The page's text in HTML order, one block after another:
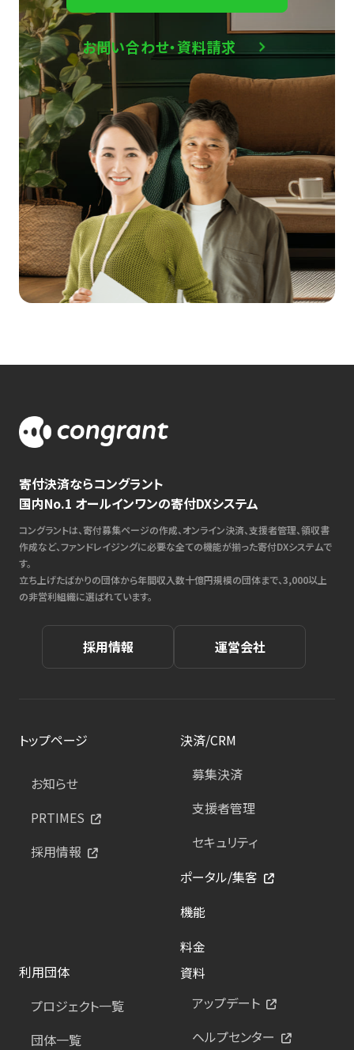
お問い合わせ・資料請求
寄付決済ならコングラント
国内No.1 オールインワンの寄付DXシステム
コングラントは、寄付募集ページの作成、オンライン決済、支援者管理、領収書
作成など、ファンドレイジングに必要な全ての機能が揃った寄付DXシステムで
す。
立ち上げたばかりの団体から年間収入数十億円規模の団体まで、3,000以上
の非営利組織に選ばれています。
採用情報 運営会社
トップページ
お知らせ
PRTIMES
採用情報
決済/CRM
募集決済
支援者管理
セキュリティ
ポータル/集客
機能
料金
利用団体
プロジェクト一覧
団体一覧
資料
アップデート
ヘルプセンター